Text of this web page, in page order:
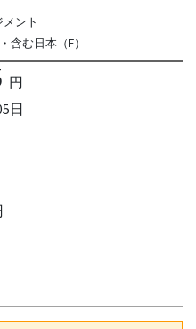
ント
含む日本（F）
円
日